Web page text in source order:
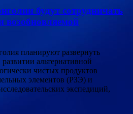
будут сотрудничать
возобновляемой
планируют развернуть
альтернативной
чистых продуктов
элементов (РЗЭ) и
экспедиций,